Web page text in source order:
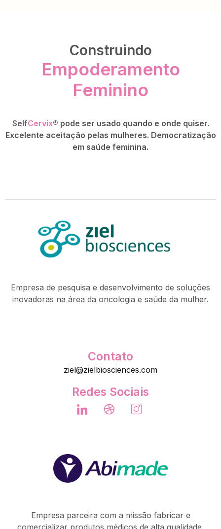
Construindo
Empoderamento
Feminino
SelfCervix® pode ser usado quando e onde quiser.
Excelente aceitação pelas mulheres. Democratização
em saúde feminina.
Empresa de pesquisa e desenvolvimento de soluções
inovadoras na área da oncologia e saúde da mulher.
Contato
ziel@zielbiosciences.com
Redes Sociais
Empresa parceira com a missão fabricar e